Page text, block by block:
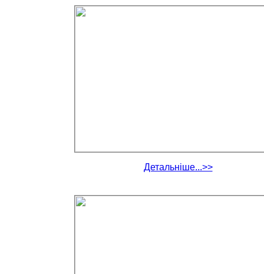
Детальніше...>>